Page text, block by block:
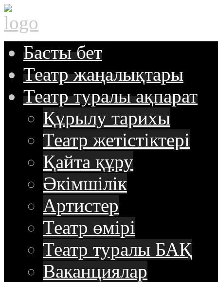
Бастыбет
Театржаңалықтары
Театр туралыақпарат
Құрылу тарихы
Театр жетістіктері
Қайта құру
Әкімшілік
Артистер
Театр өмірі
Театр туралы БАҚ
Ваканциялар